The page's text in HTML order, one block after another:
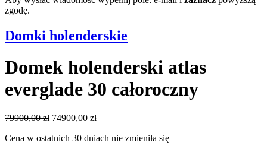
zgodę.
Domki holenderskie
Domek holenderski atlas
everglade 30 całoroczny
79900,00zł Pierwotna
wynosiła:
74900,00 złAktualna
wynosi:
Cena w ostatnich 30 dniach nie zmieniła się